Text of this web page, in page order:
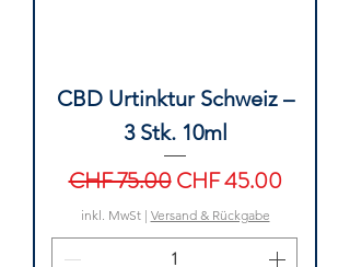
CBD Urtinktur Schweiz –
3 Stk. 10ml
Standardpreis
CHF 75.00Sale-Preis
CHF 45.00
inkl. MwSt| Versand & Rückgabe